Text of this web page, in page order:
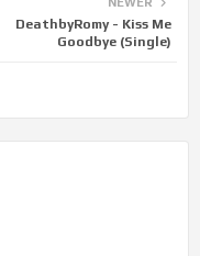
atsDeathbyRomy - Kiss Me
Goodbye (Single)